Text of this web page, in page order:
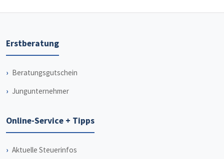
Erstberatung
Beratungsgutschein
Jungunternehmer
Online-Service + Tipps
Aktuelle Steuerinfos